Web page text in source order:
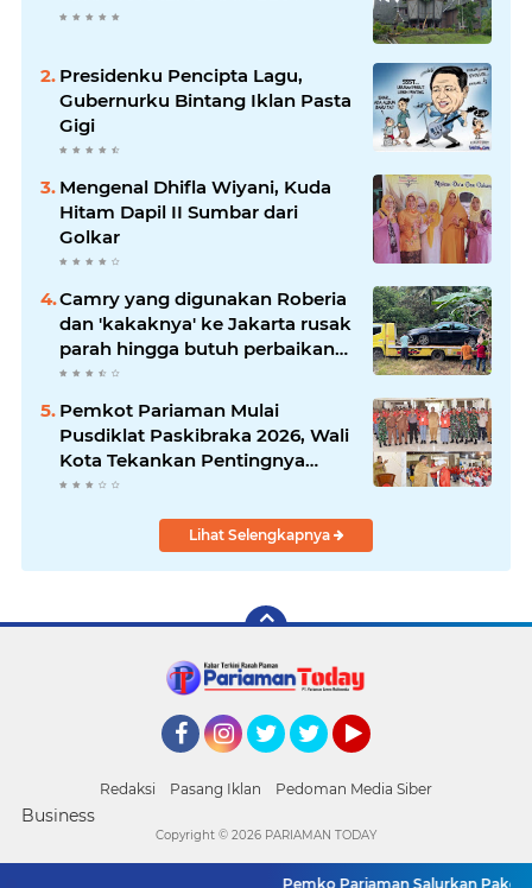
Presidenku Pencipta Lagu,
Gubernurku Bintang Iklan Pasta
Gigi
Mengenal Dhifla Wiyani, Kuda
Hitam Dapil II Sumbar dari
Golkar
Camry yang digunakan Roberia
dan 'kakaknya' ke Jakarta rusak
parah hingga butuh perbaikan
200 juta
Pemkot Pariaman Mulai
Pusdiklat Paskibraka 2026, Wali
Kota Tekankan Pentingnya
Disiplin
Lihat Selengkapnya
Redaksi Pasang Iklan Pedoman Media Siber
Business
Pemko Pariaman Salurkan Paket
Copyright © 2026 PARIAMAN TODAY